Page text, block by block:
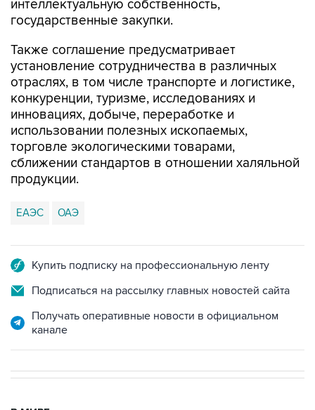
Также соглашение предусматривает
отраслях, в том числе транспорте и логистике,
конкуренции, туризме, исследованиях и
инновациях, добыче, переработке и
использовании полезных ископаемых,
торговле экологическими товарами,
сближении стандартов в отношении халяльной
продукции.
ЕАЭС ОАЭ
Подписаться на рассылку главных новостей сайта
Получать оперативные новости в официальном